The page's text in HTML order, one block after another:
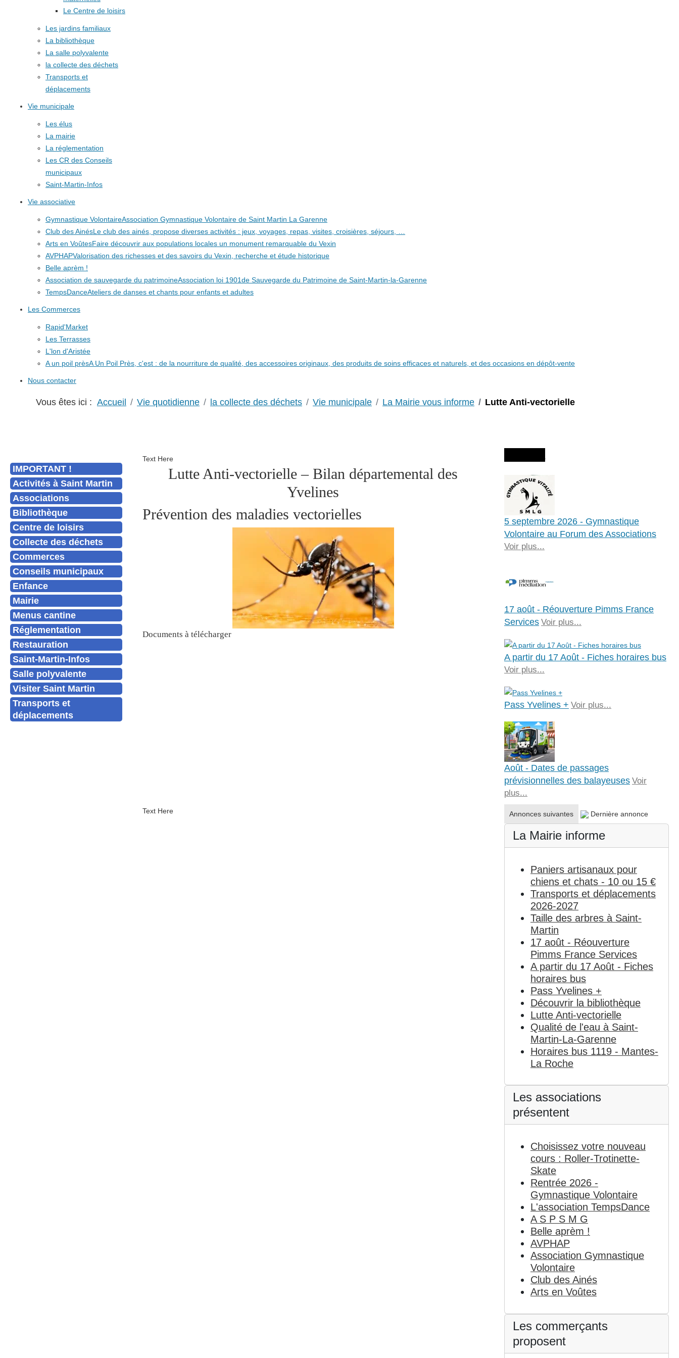
Le Centre de loisirs
Les jardins familiaux
La bibliothèque
La salle polyvalente
la collecte des déchets
Transports et
déplacements
Vie municipale
Les élus
La mairie
La réglementation
Les CR des Conseils
municipaux
Saint-Martin-Infos
Vie associative
Gymnastique VolontaireAssociation Gymnastique Volontaire de Saint Martin La Garenne
Club des AinésLe club des ainés, propose diverses activités : jeux, voyages, repas, visites, croisières, séjours, …
Arts en VoûtesFaire découvrir aux populations locales un monument remarquable du Vexin
AVPHAPValorisation des richesses et des savoirs du Vexin, recherche et étude historique
Belle aprèm !
Association de sauvegarde du patrimoineAssociation loi 1901de Sauvegarde du Patrimoine de Saint-Martin-la-Garenne
TempsDanceAteliers de danses et chants pour enfants et adultes
Les Commerces
Rapid'Market
Les Terrasses
L'lon d'Aristée
A un poil prèsA Un Poil Près, c'est : de la nourriture de qualité, des accessoires originaux, des produits de soins efficaces et naturels, et des occasions en dépôt-vente
Nous contacter
Vous êtes ici : Accueil Vie quotidienne la collecte des déchets Vie municipale La Mairie vous informe Lutte Anti-vectorielle
IMPORTANT !
Activités à Saint Martin
Associations
Bibliothèque
Centre de loisirs
Collecte des déchets
Commerces
Conseils municipaux
Enfance
Mairie
Menus cantine
Réglementation
Restauration
Saint-Martin-Infos
Salle polyvalente
Visiter Saint Martin
Transports et
déplacements
Text Here
Lutte Anti-vectorielle – Bilan départemental des
Yvelines
Prévention des maladies vectorielles
Documents à télécharger
Text Here
5 septembre 2026 - Gymnastique
Volontaire au Forum des Associations
Voir plus...
17 août - Réouverture Pimms France
Services Voir plus...
A partir du 17 Août - Fiches horaires bus
Voir plus...
Pass Yvelines + Voir plus...
Août - Dates de passages
prévisionnelles des balayeuses Voir
plus...
Annonces suivantes Dernière annonce
La Mairie informe
Paniers artisanaux pour
chiens et chats - 10 ou 15 €
Transports et déplacements
2026-2027
Taille des arbres à Saint-
Martin
17 août - Réouverture
Pimms France Services
A partir du 17 Août - Fiches
horaires bus
Pass Yvelines +
Découvrir la bibliothèque
Lutte Anti-vectorielle
Qualité de l'eau à Saint-
Martin-La-Garenne
Horaires bus 1119 - Mantes-
La Roche
Les associations
présentent
Choisissez votre nouveau
cours : Roller-Trotinette-
Skate
Rentrée 2026 -
Gymnastique Volontaire
L'association TempsDance
A S P S M G
Belle aprèm !
AVPHAP
Association Gymnastique
Volontaire
Club des Ainés
Arts en Voûtes
Les commerçants
proposent